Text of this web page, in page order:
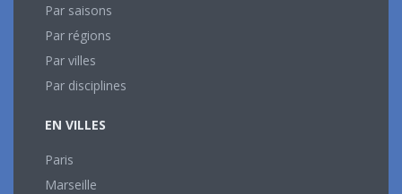
Par saisons
Par régions
Par villes
Par disciplines
EN VILLES
Paris
Marseille